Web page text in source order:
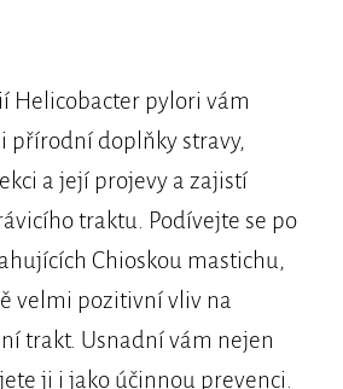
Helicobacter pylori vám
přírodní doplňky stravy,
a její projevy a zajistí
traktu. Podívejte se po
Chioskou mastichu,
velmi pozitivní vliv na
trakt. Usnadní vám nejen
ji i jako účinnou prevenci.